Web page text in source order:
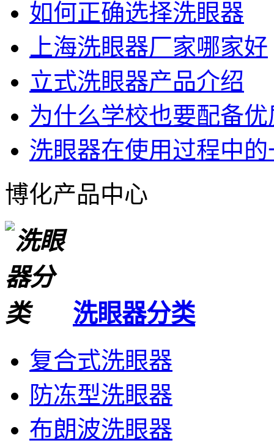
如何正确选择洗眼器
上海洗眼器厂家哪家好
立式洗眼器产品介绍
为什么学校也要配备
洗眼器在使用过程中
博化产品中心
洗眼器分类
复合式洗眼器
防冻型洗眼器
布朗波洗眼器